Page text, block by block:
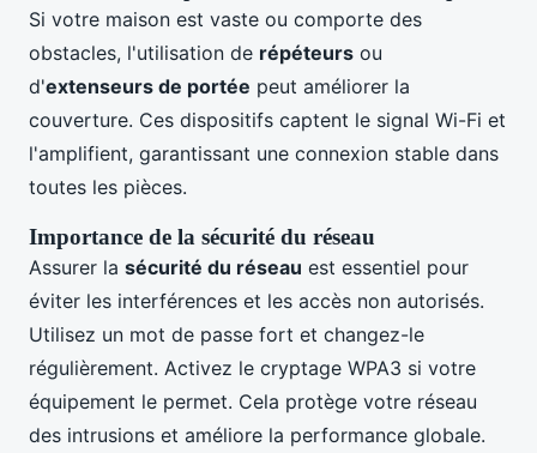
Si votre maison est vaste ou comporte des
obstacles, l'utilisation de répéteurs ou
d'extenseurs de portée peut améliorer la
couverture. Ces dispositifs captent le signal Wi-Fi et
l'amplifient, garantissant une connexion stable dans
toutes les pièces.
Importance de la sécurité du réseau
Assurer la sécurité du réseau est essentiel pour
éviter les interférences et les accès non autorisés.
Utilisez un mot de passe fort et changez-le
régulièrement. Activez le cryptage WPA3 si votre
équipement le permet. Cela protège votre réseau
des intrusions et améliore la performance globale.